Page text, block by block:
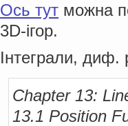
Ось тут можна
3D-ігор.
Інтеграли, диф.
Chapter 13:
13.1 Position